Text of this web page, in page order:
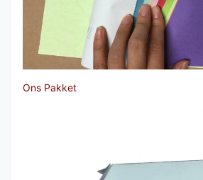
Ons Pakket